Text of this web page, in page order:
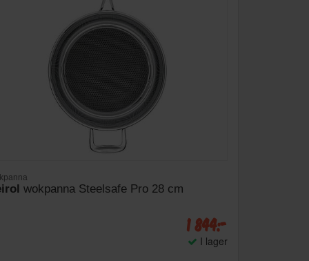
wokpanna Steelsafe Pro 28 cm
1 844:-
I lager